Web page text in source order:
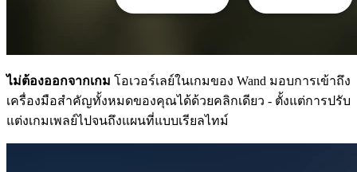
ไม่ต้องออกจากเกม โอเวอร์เลย์ในเกมของ Wand มอบการเข้าถึง
เครื่องมือสำคัญทั้งหมดของคุณได้ด้วยคลิกเดียว - ตั้งแต่การปรับ
แต่งเกมเพลย์ไปจนถึงแผนที่แบบเรียลไทม์